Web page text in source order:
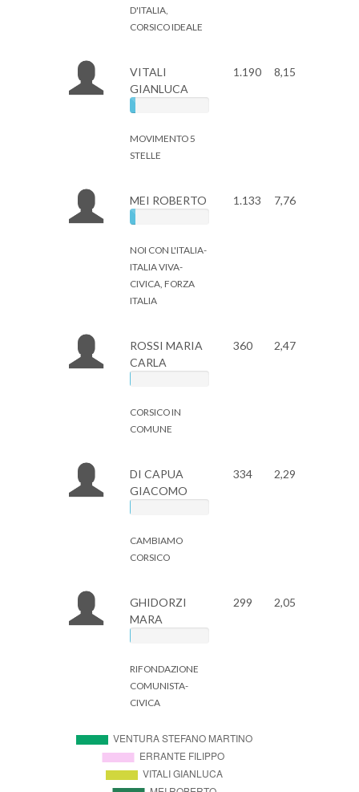
D'ITALIA,
CORSICO IDEALE
VITALI
GIANLUCA
MOVIMENTO 5
STELLE
1.190 8,15
MEI ROBERTO
NOI CON L'ITALIA-
ITALIA VIVA-
CIVICA, FORZA
ITALIA
1.133 7,76
ROSSI MARIA
CARLA
CORSICO IN
COMUNE
360 2,47
DI CAPUA
GIACOMO
CAMBIAMO
CORSICO
334 2,29
GHIDORZI
MARA
RIFONDAZIONE
COMUNISTA-
CIVICA
299 2,05